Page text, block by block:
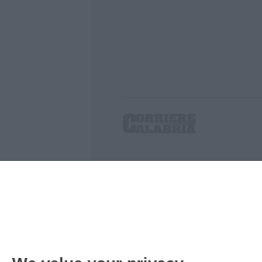
P.IVA. 03199620794, Via
Iscrizione tribunale di